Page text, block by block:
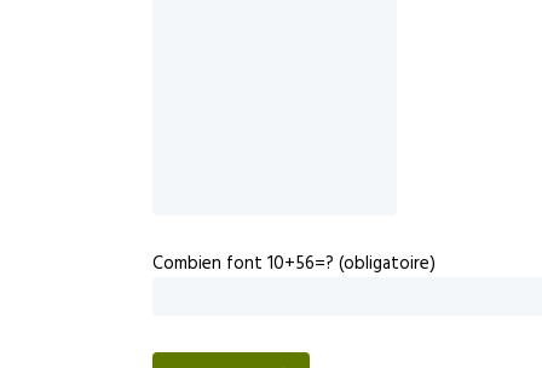
Combien font 10+56=? (obligatoire)